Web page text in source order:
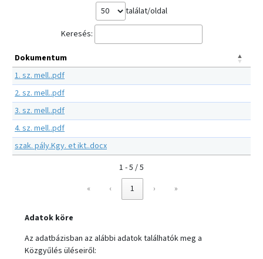
találat/oldal
Keresés:
Dokumentum
1. sz. mell..pdf
2. sz. mell..pdf
3. sz. mell..pdf
4. sz. mell..pdf
szak. pály.Kgy. et ikt..docx
1 - 5 / 5
«
‹ 1 › »
Adatok köre
Az adatbázisban az alábbi adatok találhatók meg a
Közgyűlés üléseiről: